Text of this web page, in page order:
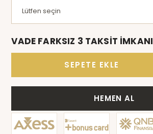
VADE FARKSIZ 3 TAKSİT İMKANI
SEPETE EKLE
HEMEN AL